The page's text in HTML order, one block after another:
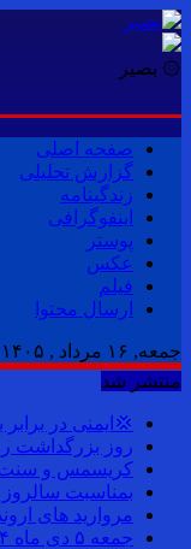
۞ بصیر
صفحه اصلی
گزارش تحلیلی
زندگینامه
اینفوگرافی
پوستر
عکس
فیلم
ارسال محتوا
جمعه, ۱۶ مرداد , ۱۴۰۵ برابر با - Friday, 7 August , 2026
منتشر شد
💢ایمنی در
روز بزرگداشت
کریسمس و
بمناسبت
مروارید های اروند گرامیداشت
جمعه ۵ دی ماه ۱۴۰۴ سالروز عملیات کربلای ۴